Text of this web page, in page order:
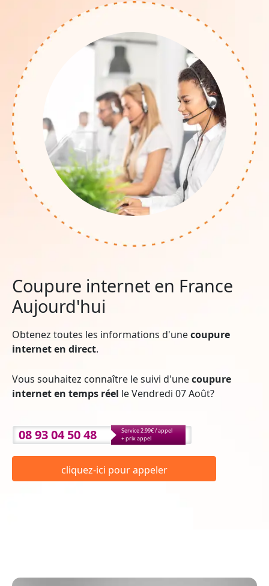
Coupure internet en France
Aujourd'hui
Obtenez toutes les informations d'unecoupure
internet en direct.
Vous souhaitez connaître le suivi d'unecoupure
internet en temps réel le Vendredi 07 Août?
08 93 04 50 48
Service 2.99€ / appel
+ prix appel
cliquez-ici pour appeler